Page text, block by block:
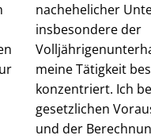
nachehelicher
insbesondere der
meine Tätigkeit
konzentriert. Ich
gesetzlichen
und der